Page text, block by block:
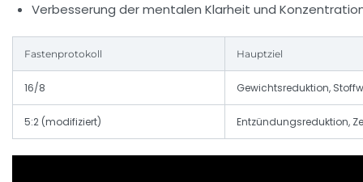
Verbesserung der mentalen Klarheit und
Fastenprotokoll Hauptziel
16/8 Gewichtsreduktion,
5:2 (modifiziert) Entzündungsreduktion,